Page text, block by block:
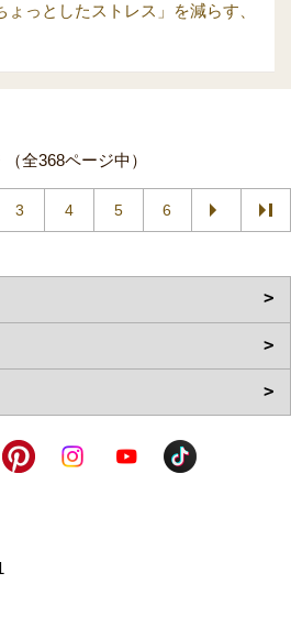
ょっとしたストレス」を減らす、
全368ページ中）
3 4 5 6